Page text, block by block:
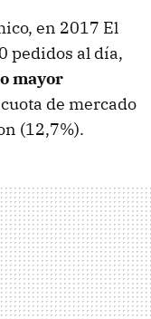
en 2017 El
pedidos al día,
mayor
de mercado
(12,7%).